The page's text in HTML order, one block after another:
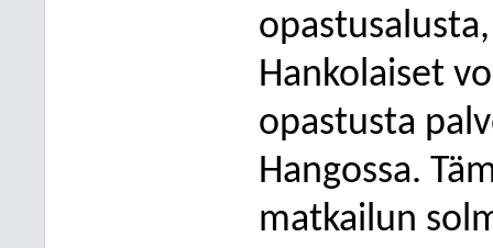
Hankolaiset
opastusta
Hangossa.
matkailun